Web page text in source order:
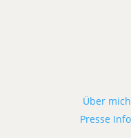
Über mich
Presse Info